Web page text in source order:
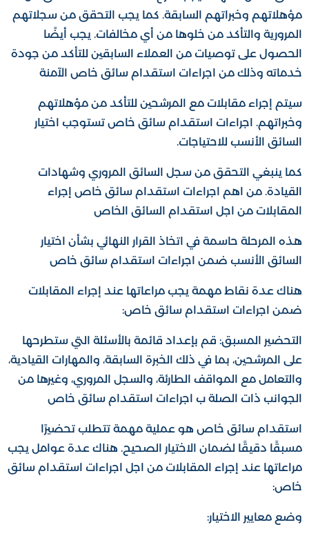
مؤهلاتهم وخبراتهم السابقة. كما يجب التحقق من سجلاتهم
المرورية والتأكد من خلوها من أي مخالفات. يجب أيضًا
الحصول على توصيات من العملاء السابقين للتأكد من جودة
خدماته وذلك من اجراءات استقدام سائق خاص الآمنة
سيتم إجراء مقابلات مع المرشحين للتأكد من مؤهلاتهم
وخبراتهم. اجراءات استقدام سائق خاص تستوجب اختيار
السائق الأنسب للاحتياجات.
كما ينبغي التحقق من سجل السائق المروري وشهادات
القيادة. من اهم اجراءات استقدام سائق خاص إجراء
المقابلات من اجل استقدام السائق الخاص
هذه المرحلة حاسمة في اتخاذ القرار النهائي بشأن اختيار
السائق الأنسب ضمن اجراءات استقدام سائق خاص
هناك عدة نقاط مهمة يجب مراعاتها عند إجراء المقابلات
ضمن اجراءات استقدام سائق خاص:
التحضير المسبق: قم بإعداد قائمة بالأسئلة التي ستطرحها
على المرشحين، بما في ذلك الخبرة السابقة، والمهارات القيادية،
والتعامل مع المواقف الطارئة، والسجل المروري، وغيرها من
الجوانب ذات الصلة ب اجراءات استقدام سائق خاص
استقدام سائق خاص هو عملية مهمة تتطلب تحضيرًا
مسبقًا دقيقًا لضمان الاختيار الصحيح. هناك عدة عوامل يجب
مراعاتها عند إجراء المقابلات من اجل اجراءات استقدام سائق
خاص:
وضع معايير الاختيار: